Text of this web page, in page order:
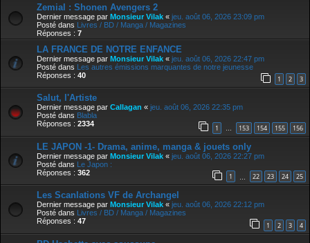
Zemial : Shonen Avengers 2
Dernier message par Monsieur Vilak « jeu. août 06, 2026 23:09 pm
Posté dans Livres / BD / Manga / Magazines
Réponses : 7
LA FRANCE DE NOTRE ENFANCE
Dernier message par Monsieur Vilak « jeu. août 06, 2026 22:47 pm
Posté dans Les autres émissions marquantes de notre jeunesse
Réponses : 40 1 2 3
Salut, l'Artiste
Dernier message par Callagan « jeu. août 06, 2026 22:35 pm
Posté dans Blabla
Réponses : 2334 1 … 153 154 155 156
LE JAPON -1- Drama, anime, manga & jouets only
Dernier message par Monsieur Vilak « jeu. août 06, 2026 22:27 pm
Posté dans Le Japon :
Réponses : 362 1 22 23 24 25
Les Scanlations VF de Archangel
Dernier message par Monsieur Vilak « jeu. août 06, 2026 22:12 pm
Posté dans Livres / BD / Manga / Magazines
Réponses : 47 1 2 3 4